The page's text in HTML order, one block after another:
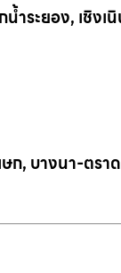
ำระยอง, เชิงเ
ษก, บางนา-ตรา